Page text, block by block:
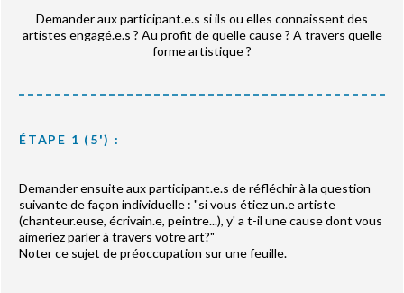
Demander aux participant.e.s si ils ou elles connaissent des
artistes engagé.e.s ? Au profit de quelle cause ? A travers quelle
forme artistique ?
ÉTAPE 1 (5') :
Demander ensuite aux participant.e.s de réfléchir à la question
suivante de façon individuelle : "si vous étiez un.e artiste
(chanteur.euse, écrivain.e, peintre...), y' a t-il une cause dont vous
aimeriez parler à travers votre art?"
Noter ce sujet de préoccupation sur une feuille.